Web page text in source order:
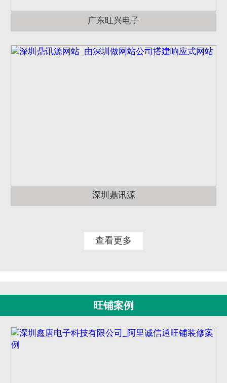
广东旺兴电子
深圳鼎讯源
查看更多
旺铺案例